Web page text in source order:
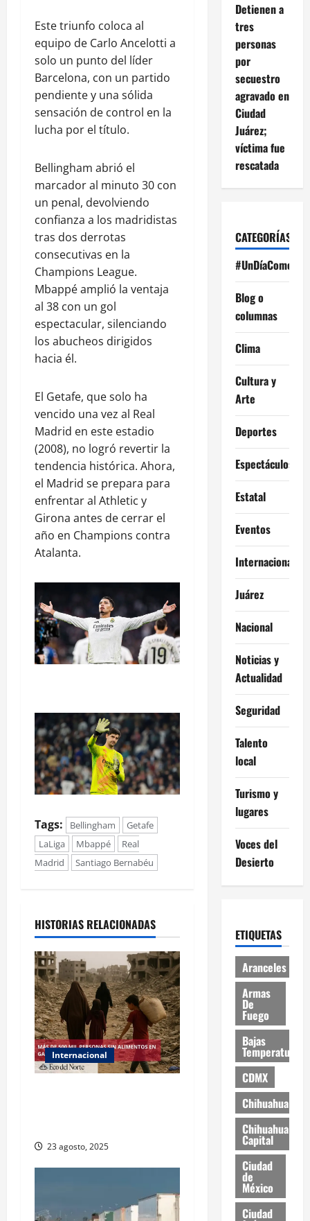
Este triunfo coloca al
equipo de Carlo Ancelotti a
solo un punto del líder
Barcelona, con un partido
pendiente y una sólida
sensación de control en la
lucha por el título.
Bellingham abrió el
marcador al minuto 30 con
un penal, devolviendo
confianza a los madridistas
tras dos derrotas
consecutivas en la
Champions League.
Mbappé amplió la ventaja
al 38 con un gol
espectacular, silenciando
los abucheos dirigidos
hacia él.
El Getafe, que solo ha
vencido una vez al Real
Madrid en este estadio
(2008), no logró revertir la
tendencia histórica. Ahora,
el Madrid se prepara para
enfrentar al Athletic y
Girona antes de cerrar el
año en Champions contra
Atalanta.
Tags: Bellingham
Getafe
LaLiga
Mbappé
Real
Madrid
Santiago Bernabéu
HISTORIAS RELACIONADAS
Internacional
23 agosto, 2025
Detienen a
tres
personas
por
secuestro
agravado en
Ciudad
Juárez;
víctima fue
rescatada
CATEGORÍAS
#UnDíaComoHoy
Blog o
columnas
Clima
Cultura y
Arte
Deportes
Espectáculos
Estatal
Eventos
Internacional
Juárez
Nacional
Noticias y
Actualidad
Seguridad
Talento
local
Turismo y
lugares
Voces del
Desierto
ETIQUETAS
Aranceles
Armas
De
Fuego
Bajas
Temperaturas
CDMX
Chihuahua
Chihuahua
Capital
Ciudad
de
México
Ciudad